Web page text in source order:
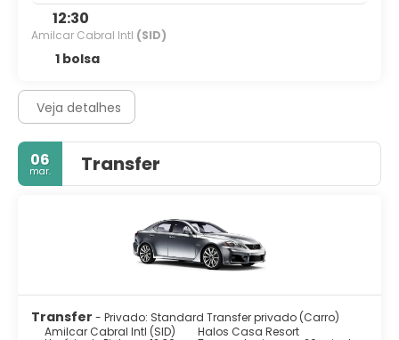
12:30
Amilcar Cabral Intl (SID)
1 bolsa
Veja detalhes
06
mar. Transfer
Transfer - Privado: Standard Transfer privado (Carro)
Amilcar Cabral Intl (SID)
Halos Casa Resort